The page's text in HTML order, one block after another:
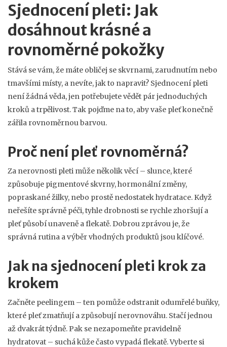
Sjednocení pleti: Jak
dosáhnout krásné a
rovnoměrné pokožky
Stává se vám, že máte obličej se skvrnami, zarudnutím nebo
tmavšími místy, a nevíte, jak to napravit? Sjednocení pleti
není žádná věda, jen potřebujete vědět pár jednoduchých
kroků a trpělivost. Tak pojďme na to, aby vaše pleť konečně
zářila rovnoměrnou barvou.
Proč není pleť rovnoměrná?
Za nerovnosti pleti může několik věcí – slunce, které
způsobuje pigmentové skvrny, hormonální změny,
popraskané žilky, nebo prostě nedostatek hydratace. Když
neřešíte správně péči, tyhle drobnosti se rychle zhoršují a
pleť působí unaveně a flekatě. Dobrou zprávou je, že
správná rutina a výběr vhodných produktů jsou klíčové.
Jak na sjednocení pleti krok za
krokem
Začněte peelingem – ten pomůže odstranit odumřelé buňky,
které pleť zmatňují a způsobují nerovnováhu. Stačí jednou
až dvakrát týdně. Pak se nezapomeňte pravidelně
hydratovat – suchá kůže často vypadá flekatě. Vyberte si